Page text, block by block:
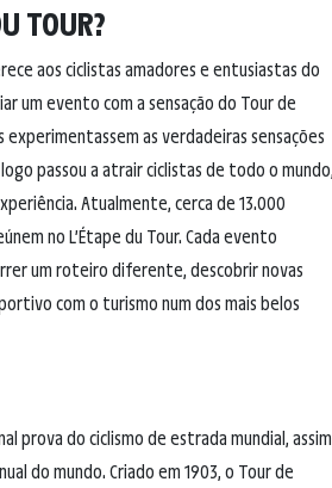
TOUR?
aos ciclistas amadores e entusiastas do
um evento com a sensação do Tour de
experimentassem as verdadeiras sensações
passou a atrair ciclistas de todo o mundo,
Atualmente, cerca de 13.000
no L’Étape du Tour. Cada evento
um roteiro diferente, descobrir novas
com o turismo num dos mais belos
prova do ciclismo de estrada mundial, assim
do mundo. Criado em 1903, o Tour de